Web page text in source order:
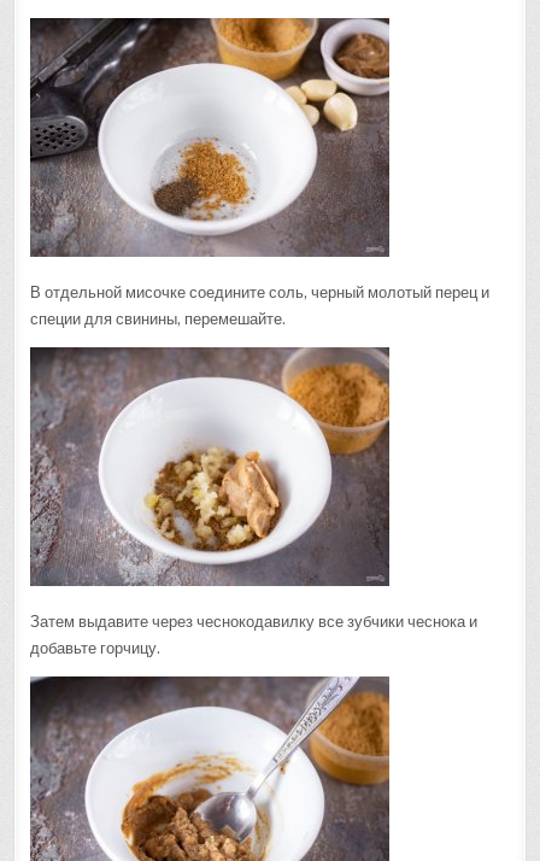
В отдельной мисочке соедините соль, черный молотый перец и
специи для свинины, перемешайте.
Затем выдавите через чеснокодавилку все зубчики чеснока и
добавьте горчицу.